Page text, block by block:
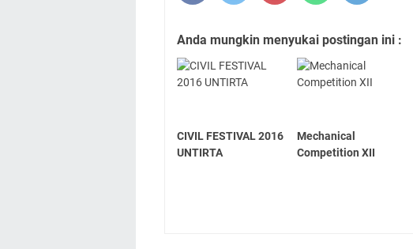
Anda mungkin menyukai postingan ini :
CIVIL FESTIVAL 2016
UNTIRTA
Mechanical
Competition XII